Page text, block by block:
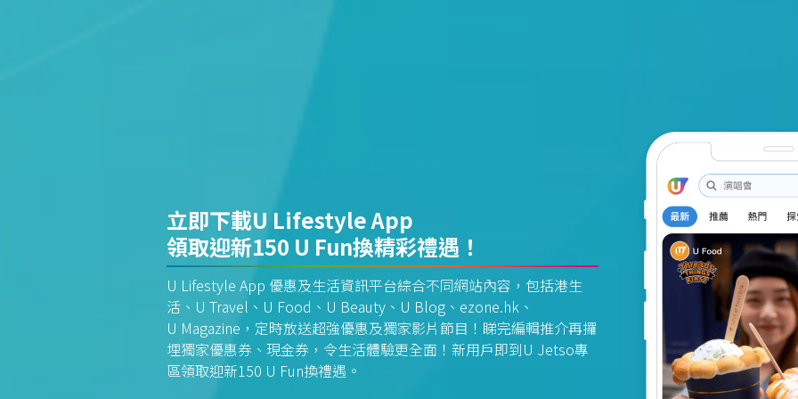
立即下載U Lifestyle App
領取迎新150 U Fun換精彩禮遇！
U Lifestyle App 優惠及生活資訊平台綜合不同網站內容，包括港生
活、U Travel、U Food、U Beauty、U Blog、ezone.hk、
U Magazine，定時放送超強優惠及獨家影片節目！睇完編輯推介再攞
埋獨家優惠券、現金券，令生活體驗更全面！新用戶即到U Jetso專
區領取迎新150 U Fun換禮遇。